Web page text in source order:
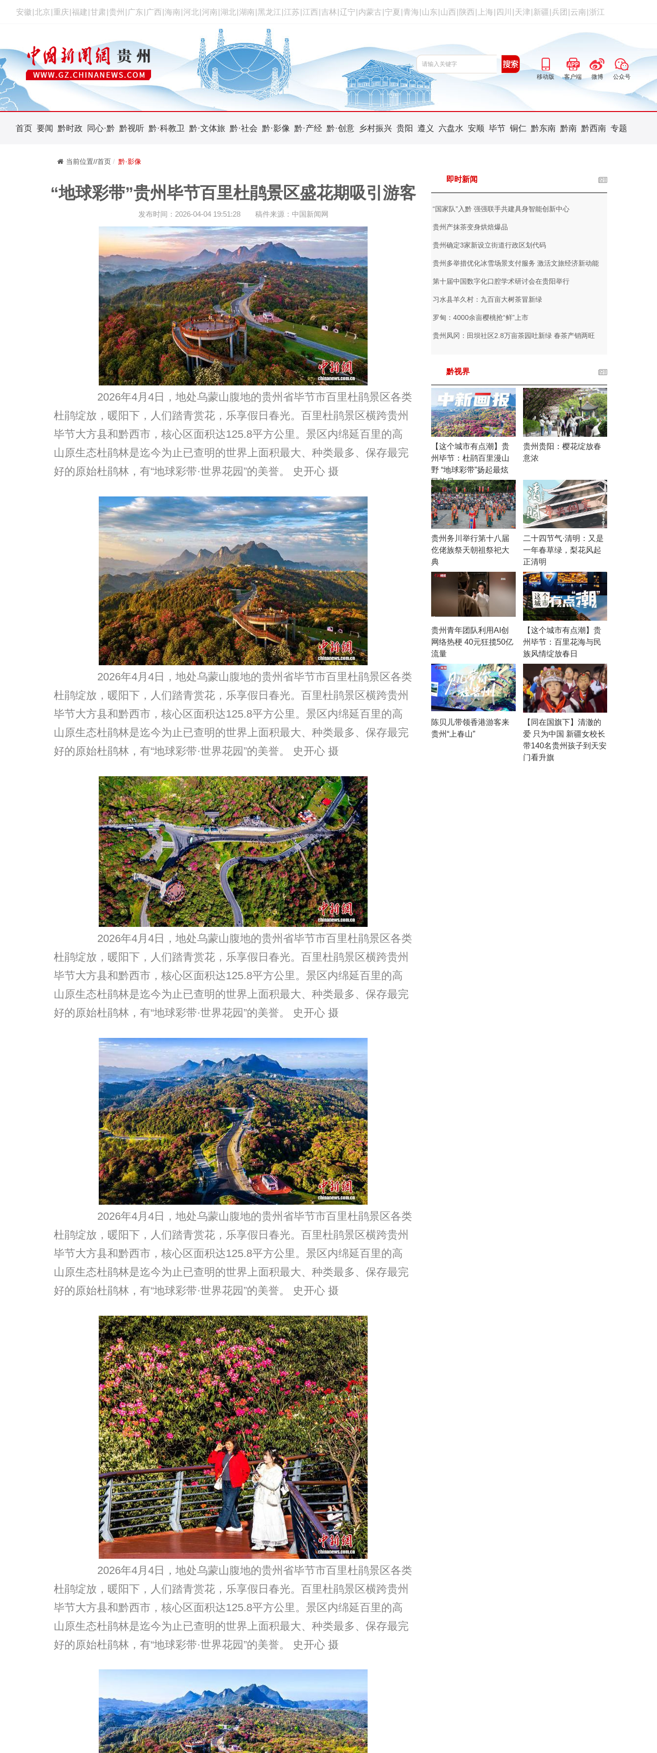
安徽 北京 重庆 福建 甘肃 贵州 广东 广西 海南 河北 河南 湖北 湖南 黑龙江 江苏 江西 吉林 辽宁 内蒙古 宁夏 青海 山东 山西 陕西 上海 四川 天津 新疆 兵团 云南 浙江
移动版 客户端 微博 公众号
首页 要闻 黔时政 同心·黔 黔视听 黔·科教卫 黔·文体旅 黔·社会 黔·影像 黔·产经 黔·创意 乡村振兴 贵阳 遵义 六盘水 安顺 毕节 铜仁 黔东南 黔南 黔西南 专题
当前位置//首页 黔·影像
“地球彩带”贵州毕节百里杜鹃景区盛花期吸引游客
发布时间：2026-04-04 19:51:28 稿件来源：中国新闻网
2026年4月4日，地处乌蒙山腹地的贵州省毕节市百里杜鹃景区各类
杜鹃绽放，暖阳下，人们踏青赏花，乐享假日春光。百里杜鹃景区横跨贵州
毕节大方县和黔西市，核心区面积达125.8平方公里。景区内绵延百里的高
山原生态杜鹃林是迄今为止已查明的世界上面积最大、种类最多、保存最完
好的原始杜鹃林，有“地球彩带·世界花园”的美誉。 史开心 摄
2026年4月4日，地处乌蒙山腹地的贵州省毕节市百里杜鹃景区各类
杜鹃绽放，暖阳下，人们踏青赏花，乐享假日春光。百里杜鹃景区横跨贵州
毕节大方县和黔西市，核心区面积达125.8平方公里。景区内绵延百里的高
山原生态杜鹃林是迄今为止已查明的世界上面积最大、种类最多、保存最完
好的原始杜鹃林，有“地球彩带·世界花园”的美誉。 史开心 摄
2026年4月4日，地处乌蒙山腹地的贵州省毕节市百里杜鹃景区各类
杜鹃绽放，暖阳下，人们踏青赏花，乐享假日春光。百里杜鹃景区横跨贵州
毕节大方县和黔西市，核心区面积达125.8平方公里。景区内绵延百里的高
山原生态杜鹃林是迄今为止已查明的世界上面积最大、种类最多、保存最完
好的原始杜鹃林，有“地球彩带·世界花园”的美誉。 史开心 摄
2026年4月4日，地处乌蒙山腹地的贵州省毕节市百里杜鹃景区各类
杜鹃绽放，暖阳下，人们踏青赏花，乐享假日春光。百里杜鹃景区横跨贵州
毕节大方县和黔西市，核心区面积达125.8平方公里。景区内绵延百里的高
山原生态杜鹃林是迄今为止已查明的世界上面积最大、种类最多、保存最完
好的原始杜鹃林，有“地球彩带·世界花园”的美誉。 史开心 摄
2026年4月4日，地处乌蒙山腹地的贵州省毕节市百里杜鹃景区各类
杜鹃绽放，暖阳下，人们踏青赏花，乐享假日春光。百里杜鹃景区横跨贵州
毕节大方县和黔西市，核心区面积达125.8平方公里。景区内绵延百里的高
山原生态杜鹃林是迄今为止已查明的世界上面积最大、种类最多、保存最完
好的原始杜鹃林，有“地球彩带·世界花园”的美誉。 史开心 摄
即时新闻
“国家队”入黔 强强联手共建具身智能创新中心
贵州产抹茶变身烘焙爆品
贵州确定3家新设立街道行政区划代码
贵州多举措优化冰雪场景支付服务 激活文旅经济新动能
第十届中国数字化口腔学术研讨会在贵阳举行
习水县羊久村：九百亩大树茶冒新绿
罗甸：4000余亩樱桃抢“鲜”上市
贵州凤冈：田坝社区2.8万亩茶园吐新绿 春茶产销两旺
黔视界
【这个城市有点潮】贵
州毕节：杜鹃百里漫山
野 “地球彩带”扬起最炫
民族风
贵州贵阳：樱花绽放春
意浓
贵州务川举行第十八届
仡佬族祭天朝祖祭祀大
典
二十四节气·清明：又是
一年春草绿，梨花风起
正清明
贵州青年团队利用AI创
网络热梗 40元狂揽50亿
流量
【这个城市有点潮】贵
州毕节：百里花海与民
族风情绽放春日
陈贝儿带领香港游客来
贵州“上春山”
【同在国旗下】清澈的
爱 只为中国 新疆女校长
带140名贵州孩子到天安
门看升旗